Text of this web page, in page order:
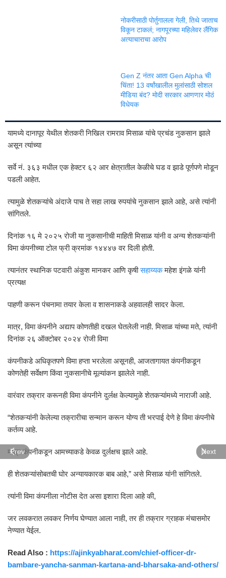
नोकरीसाठी पोर्तुगालला गेली, तिथे जाताच
विकून टाकलं; नागपूरच्या महिलेवर लैंगिक
अत्याचाराचा आरोप
Gen Z नंतर आता Gen Alpha ची
चिंता! 13 वर्षांखालील मुलांसाठी सोशल
मीडिया बंद? मोदी सरकार आणणार मोठं
विधेयक
यामध्ये दानापूर येथील शेतकरी निखिल रामराव मिसाळ यांचे प्रचंड नुकसान झाले
असून त्यांच्या
सर्वे नं. ३६३ मधील एक हेक्टर ६२ आर क्षेत्रातील केळीचे घड व झाडे पूर्णपणे मोडून
पडली आहेत.
त्यामुळे शेतकऱ्यांचे अंदाजे पाच ते सहा लाख रुपयांचे नुकसान झाले आहे, असे त्यांनी
सांगितले.
दिनांक १६ मे २०२५ रोजी या नुकसानीची माहिती मिसाळ यांनी व अन्य शेतकऱ्यांनी
विमा कंपनीच्या टोल फ्री क्रमांक १४४४७ वर दिली होती.
त्यानंतर स्थानिक पटवारी अंकुश मानकर आणि कृषीसहाय्यकमहेश इंगळे यांनी
प्रत्यक्ष
पाहणी करून पंचनामा तयार केला व शासनाकडे अहवालही सादर केला.
मात्र, विमा कंपनीने अद्याप कोणतीही दखल घेतलेली नाही. मिसाळ यांच्या मते, त्यांनी
दिनांक २६ ऑक्टोबर २०२४ रोजी विमा
कंपनीकडे अधिकृतपणे विमा हप्ता भरलेला असूनही, आजतागायत कंपनीकडून
कोणतेही सर्वेक्षण किंवा नुकसानीचे मूल्यांकन झालेले नाही.
वारंवार तक्रार करूनही विमा कंपनीने दुर्लक्ष केल्यामुळे शेतकऱ्यांमध्ये नाराजी आहे.
“शेतकऱ्यांनी केलेल्या तक्रारीचा सन्मान करून योग्य ती भरपाई देणे हे विमा कंपनीचे
कर्तव्य आहे.
मात्र कंपनीकडून आमच्याकडे केवळ दुर्लक्षच झाले आहे.
ही शेतकऱ्यांसोबतची घोर अन्यायकारक बाब आहे,” असे मिसाळ यांनी सांगितले.
त्यांनी विमा कंपनीला नोटीस देत असा इशारा दिला आहे की,
जर लवकरात लवकर निर्णय घेण्यात आला नाही, तर ही तक्रार ग्राहक मंचासमोर
नेण्यात येईल.
Read Also : https://ajinkyabharat.com/chief-officer-dr-
bambare-yancha-sanman-kartana-and-bharsaka-and-others/
Prev Next